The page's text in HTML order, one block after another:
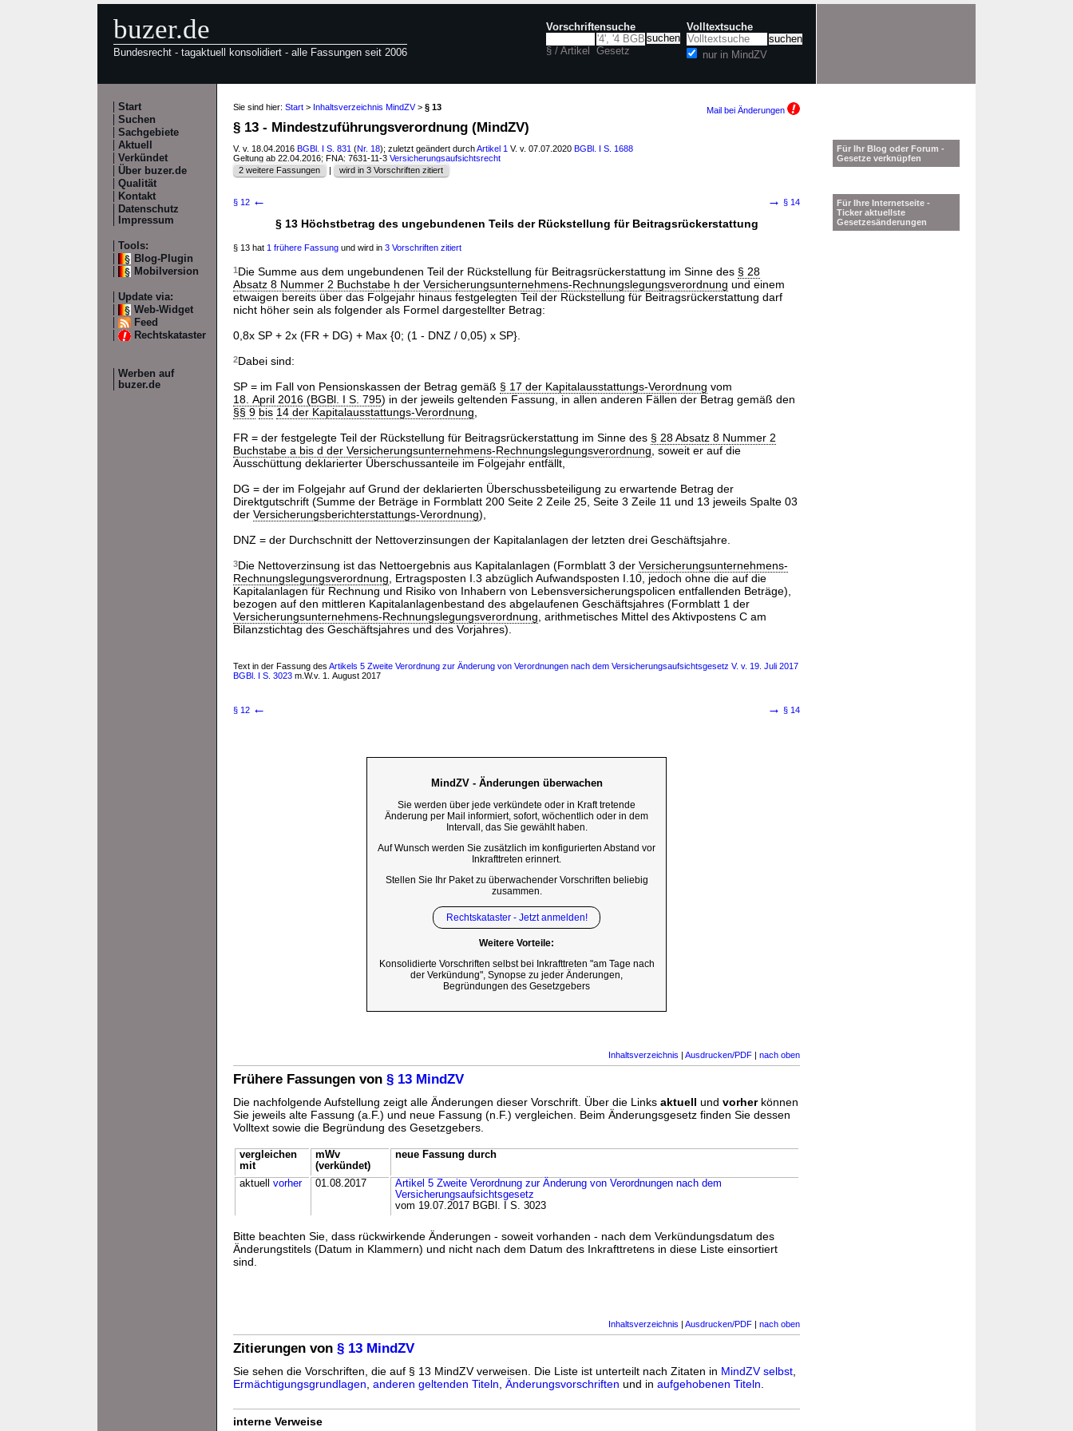
buzer.de
Bundesrecht - tagaktuell konsolidiert - alle Fassungen seit 2006
Vorschriftensuche
§ / Artikel Gesetz
Volltextsuche
nur in MindZV
Start
Suchen
Sachgebiete
Aktuell
Verkündet
Über buzer.de
Qualität
Kontakt
Datenschutz
Impressum
Tools:
Blog-Plugin
Mobilversion
Update via:
Web-Widget
Feed
Rechtskataster
Werben auf
buzer.de
Sie sind hier: Start > Inhaltsverzeichnis MindZV> § 13 Mail bei Änderungen
§ 13 - Mindestzuführungsverordnung (MindZV)
V. v. 18.04.2016 BGBl. I S. 831 (Nr. 18); zuletzt geändert durchArtikel 1 V. v. 07.07.2020 BGBl. I S. 1688
Geltung ab 22.04.2016; FNA: 7631-11-3 Versicherungsaufsichtsrecht
2 weitere Fassungen
| wird in 3 Vorschriften zitiert
§ 12 ← → § 14
§ 13 Höchstbetrag des ungebundenen Teils der Rückstellung für Beitragsrückerstattung
§ 13 hat 1 frühere Fassung und wird in 3 Vorschriften zitiert
1Die Summe aus dem ungebundenen Teil der Rückstellung für Beitragsrückerstattung im Sinne des § 28
Absatz 8 Nummer 2 Buchstabe h der Versicherungsunternehmens-Rechnungslegungsverordnung und einem
etwaigen bereits über das Folgejahr hinaus festgelegten Teil der Rückstellung für Beitragsrückerstattung darf
nicht höher sein als folgender als Formel dargestellter Betrag:
0,8x SP + 2x (FR + DG) + Max {0; (1 - DNZ / 0,05) x SP}.
2Dabei sind:
SP = im Fall von Pensionskassen der Betrag gemäß § 17 der Kapitalausstattungs-Verordnung vom
18. April 2016 (BGBl. I S. 795) in der jeweils geltenden Fassung, in allen anderen Fällen der Betrag gemäß den
§§ 9 bis 14 der Kapitalausstattungs-Verordnung
FR = der festgelegte Teil der Rückstellung für Beitragsrückerstattung im Sinne des § 28 Absatz 8 Nummer 2
Buchstabe a bis d der Versicherungsunternehmens-Rechnungslegungsverordnung , soweit er auf die
Ausschüttung deklarierter Überschussanteile im Folgejahr entfällt,
DG = der im Folgejahr auf Grund der deklarierten Überschussbeteiligung zu erwartende Betrag der
Direktgutschrift (Summe der Beträge in Formblatt 200 Seite 2 Zeile 25, Seite 3 Zeile 11 und 13 jeweils Spalte 03
der Versicherungsberichterstattungs-Verordnung),
DNZ = der Durchschnitt der Nettoverzinsungen der Kapitalanlagen der letzten drei Geschäftsjahre.
3Die Nettoverzinsung ist das Nettoergebnis aus Kapitalanlagen (Formblatt 3 der Versicherungsunternehmens-
Rechnungslegungsverordnung , Ertragsposten I.3 abzüglich Aufwandsposten I.10, jedoch ohne die auf die
Kapitalanlagen für Rechnung und Risiko von Inhabern von Lebensversicherungspolicen entfallenden Beträge),
bezogen auf den mittleren Kapitalanlagenbestand des abgelaufenen Geschäftsjahres (Formblatt 1 der
Versicherungsunternehmens-Rechnungslegungsverordnung , arithmetisches Mittel des Aktivpostens C am
Bilanzstichtag des Geschäftsjahres und des Vorjahres).
Text in der Fassung des Artikels 5 Zweite Verordnung zur Änderung von Verordnungen nach dem Versicherungsaufsichtsgesetz V. v. 19. Juli 2017
BGBl. I S. 3023 m.W.v. 1. August 2017
§ 12 ← → § 14
MindZV - Änderungen überwachen
Sie werden über jede verkündete oder in Kraft tretende
Änderung per Mail informiert, sofort, wöchentlich oder in dem
Intervall, das Sie gewählt haben.
Auf Wunsch werden Sie zusätzlich im konfigurierten Abstand vor
Inkrafttreten erinnert.
Stellen Sie Ihr Paket zu überwachender Vorschriften beliebig
zusammen.
Rechtskataster - Jetzt anmelden!
Weitere Vorteile:
Konsolidierte Vorschriften selbst bei Inkrafttreten "am Tage nach
der Verkündung", Synopse zu jeder Änderungen,
Begründungen des Gesetzgebers
Inhaltsverzeichnis | Ausdrucken/PDF | nach oben
Frühere Fassungen von § 13 MindZV
Die nachfolgende Aufstellung zeigt alle Änderungen dieser Vorschrift. Über die Links aktuell und vorherkönnen
Sie jeweils alte Fassung (a.F.) und neue Fassung (n.F.) vergleichen. Beim Änderungsgesetz finden Sie dessen
Volltext sowie die Begründung des Gesetzgebers.
vergleichen
mit
mWv
(verkündet)
neue Fassung durch
aktuell vorher 01.08.2017
Artikel 5 Zweite Verordnung zur Änderung von Verordnungen nach dem
Versicherungsaufsichtsgesetz
vom 19.07.2017 BGBl. I S. 3023
Bitte beachten Sie, dass rückwirkende Änderungen - soweit vorhanden - nach dem Verkündungsdatum des
Änderungstitels (Datum in Klammern) und nicht nach dem Datum des Inkrafttretens in diese Liste einsortiert
sind.
Inhaltsverzeichnis | Ausdrucken/PDF | nach oben
Zitierungen von § 13 MindZV
Sie sehen die Vorschriften, die auf § 13 MindZV verweisen. Die Liste ist unterteilt nach Zitaten in MindZV selbst
Ermächtigungsgrundlagen anderen geltenden Titeln Änderungsvorschriften und in aufgehobenen Titeln
interne Verweise
Für Ihr Blog oder Forum -
Gesetze verknüpfen
Für Ihre Internetseite -
Ticker aktuellste
Gesetzesänderungen